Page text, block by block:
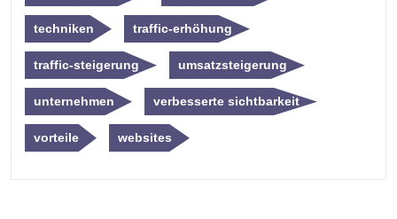
techniken traffic-erhöhung
traffic-steigerung umsatzsteigerung
unternehmen verbesserte sichtbarkeit
vorteile websites